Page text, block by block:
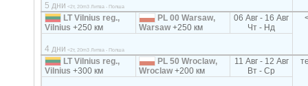
5 дни <2т, 20m3 Литва - Полша
LT Vilnius reg.,
Vilnius+250 км
PL 00 Warsaw,
Warsaw+250 км
06 Авг - 16 Авг
Чт - Нд
4 дни <2т, 20m3 Литва - Полша
LT Vilnius reg.,
Vilnius+300 км
PL 50 Wroclaw,
Wroclaw+200 км
11 Авг - 12 Авг
Вт - Ср